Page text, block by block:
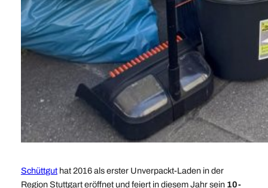
Schüttguthat 2016 als erster Unverpackt-Laden in der
Region Stuttgart eröffnet und feiert in diesem Jahr sein 10-